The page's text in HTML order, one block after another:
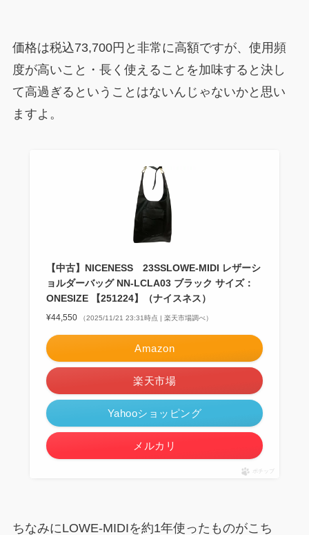
価格は税込73,700円と非常に高額ですが、使用頻
度が高いこと・長く使えることを加味すると決し
て高過ぎるということはないんじゃないかと思い
ますよ。
【中古】NICENESS 23SSLOWE-MIDI レザーシ
ョルダーバッグ NN-LCLA03 ブラック サイズ：
ONESIZE 【251224】（ナイスネス）
¥44,550 （2025/11/21 23:31時点 | 楽天市場調べ）
Amazon
楽天市場
Yahooショッピング
メルカリ
ポチップ
ちなみにLOWE-MIDIを約1年使ったものがこち